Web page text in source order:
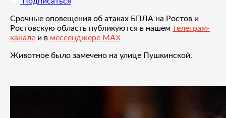
Срочные оповещения об атаках БПЛА на Ростов и
Ростовскую область публикуются в нашем телеграм-
канале и в мессенджере MAX
Животное было замечено на улице Пушкинской.